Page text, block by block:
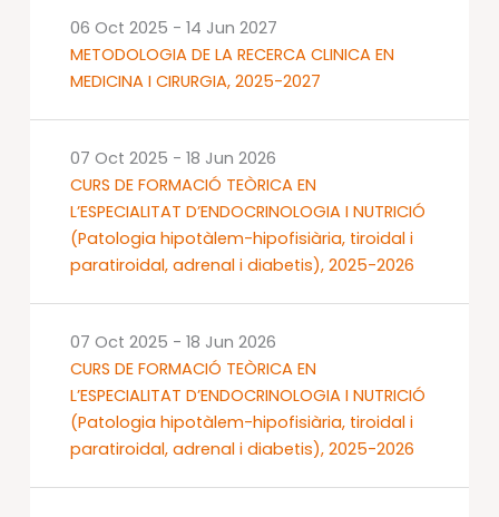
METODOLOGIA DE LA RECERCA CLINICA EN
MEDICINA I CIRURGIA, 2025-2027
06 Oct 2025 - 14 Jun 2027
CURS DE FORMACIÓ TEÒRICA EN
L’ESPECIALITAT D’ENDOCRINOLOGIA I NUTRICIÓ
(Patologia hipotàlem-hipofisiària, tiroidal i
paratiroidal, adrenal i diabetis), 2025-2026
07 Oct 2025 - 18 Jun 2026
CURS DE FORMACIÓ TEÒRICA EN
L’ESPECIALITAT D’ENDOCRINOLOGIA I NUTRICIÓ
(Patologia hipotàlem-hipofisiària, tiroidal i
paratiroidal, adrenal i diabetis), 2025-2026
07 Oct 2025 - 18 Jun 2026